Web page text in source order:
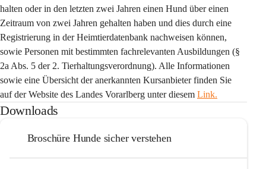
halten oder in den letzten zwei Jahren einen Hund über einen
Zeitraum von zwei Jahren gehalten haben und dies durch eine
Registrierung in der Heimtierdatenbank nachweisen können,
sowie Personen mit bestimmten fachrelevanten Ausbildungen (§
2a Abs. 5 der 2. Tierhaltungsverordnung). Alle Informationen
sowie eine Übersicht der anerkannten Kursanbieter finden Sie
auf der Website des Landes Vorarlberg unter diesem Link.
Downloads
Broschüre Hunde sicher verstehen